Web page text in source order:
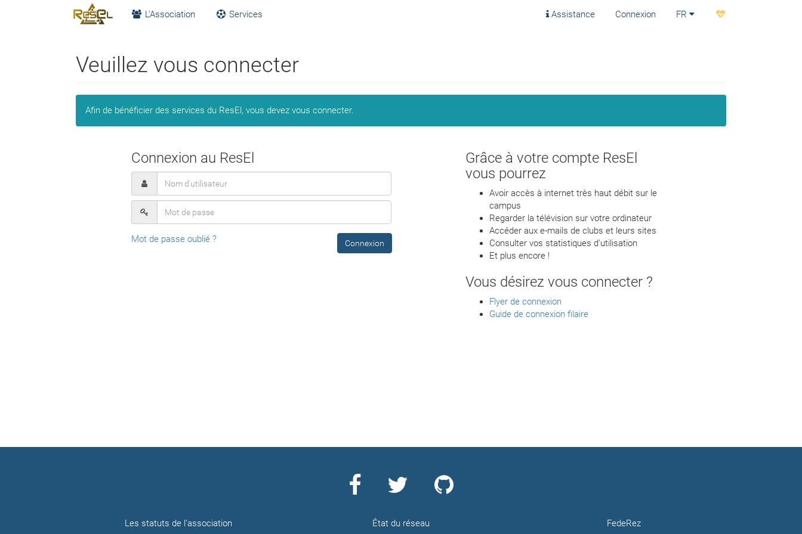
L'Association Services Assistance Connexion FR
Veuillez vous connecter
Afin de bénéficier des services du ResEl, vous devez vous connecter.
Connexion au ResEl
Mot de passe oublié ? Connexion
Grâce à votre compte ResEl
vous pourrez
Avoir accès à internet très haut débit sur le
campus
Regarder la télévision sur votre ordinateur
Accéder aux e-mails de clubs et leurs sites
Consulter vos statistiques d'utilisation
Et plus encore !
Vous désirez vous connecter ?
Flyer de connexion
Guide de connexion filaire
Les statuts de l’association
État du réseau
FedeRez